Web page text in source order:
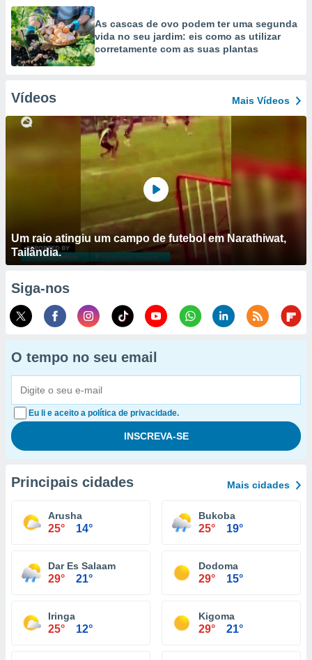
As cascas de ovo podem ter uma segunda
vida no seu jardim: eis como as utilizar
corretamente com as suas plantas
Vídeos Mais Vídeos
Um raio atingiu um campo de futebol em Narathiwat,
Tailândia.
Siga-nos
O tempo no seu email
Eu li e aceito a política de privacidade.
Principais cidades Mais cidades
Arusha
25° 14°
Bukoba
25° 19°
Dar Es Salaam
29° 21°
Dodoma
29° 15°
Iringa
25° 12°
Kigoma
29° 21°